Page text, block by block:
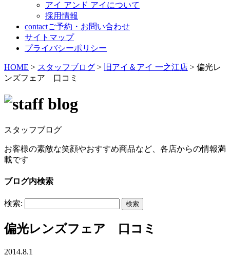
アイ アンド アイについて
採用情報
contactご予約・お問い合わせ
サイトマップ
プライバシーポリシー
HOME > スタッフブログ > 旧アイ＆アイ 一之江店 > 偏光レ
ンズフェア 口コミ
スタッフブログ
お客様の素敵な笑顔やおすすめ商品など、各店からの情報満
載です
ブログ内検索
検索:
偏光レンズフェア 口コミ
2014.8.1